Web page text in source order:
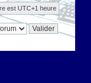
est UTC+1 heure